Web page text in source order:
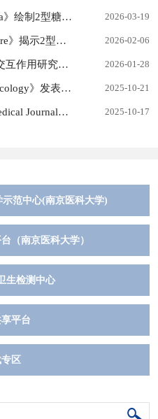
尹先勇教授团队在《Diabetologia》绘制2型糖尿病遗... 2026-03-19
尹先勇教授团队在《Diabetes Care》揭示2型糖尿病代... 2026-02-06
AJRCCM|肺癌多组学基因-吸烟交互作用研究取得新进展 2026-01-28
张汝阳教授在《npj Precision Oncology》发表研究论... 2025-10-21
陈峰/张汝阳教授在《Chinese Medical Journal》发表... 2025-10-17
范中心(南京医科大学)
（南京医科大学）
生检测中心
平台
区